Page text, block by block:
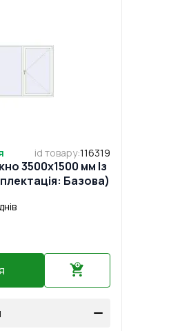
id товару:116319
3500x1500 мм Із
Базова)
днів